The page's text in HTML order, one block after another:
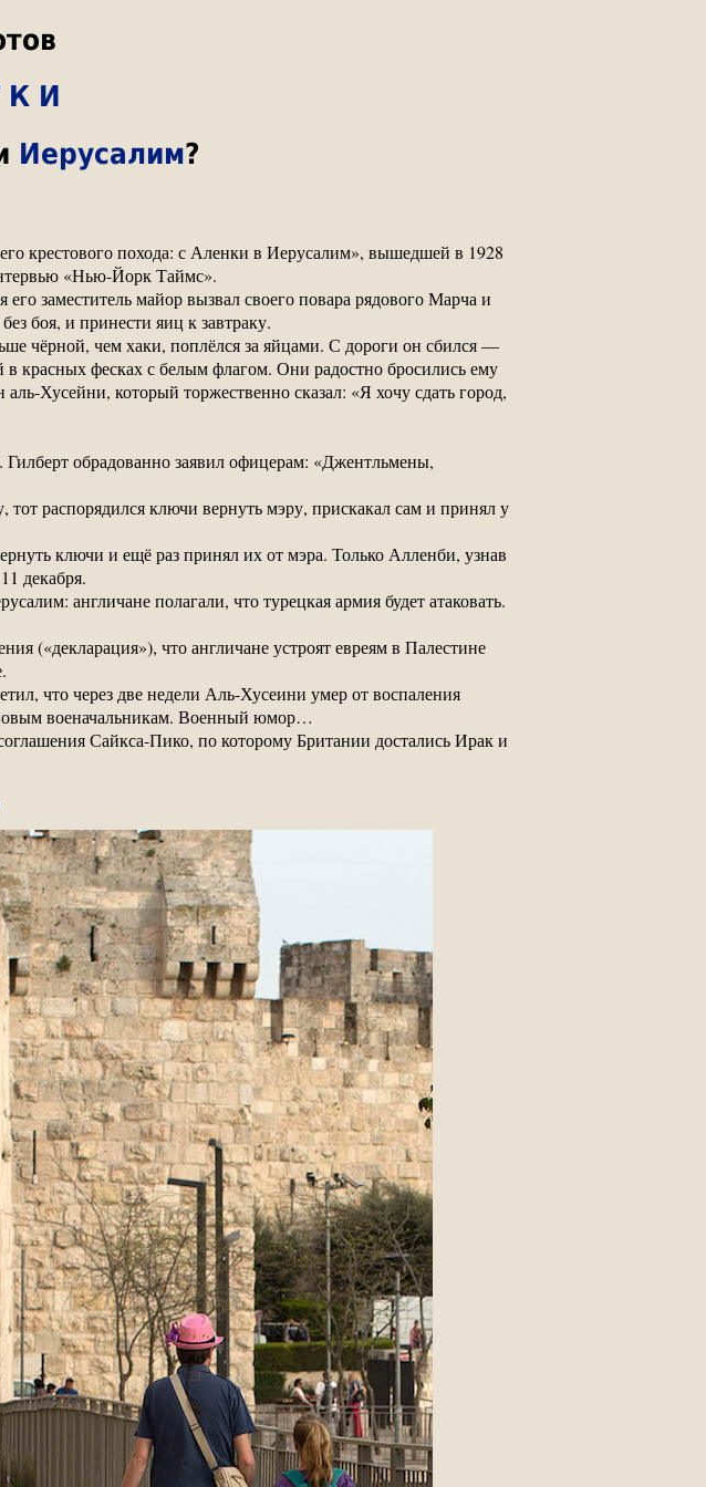
К И
Иерусалим?
крестового похода: с Аленки в Иерусалим», вышедшей в 1928
«Нью-Йорк Таймс».
заместитель майор вызвал своего повара рядового Марча и
боя, и принести яиц к завтраку.
чёрной, чем хаки, поплёлся за яйцами. С дороги он сбился —
красных фесках с белым флагом. Они радостно бросились ему
Хусейни, который торжественно сказал: «Я хочу сдать город,
обрадованно заявил офицерам: «Джентльмены,
распорядился ключи вернуть мэру, прискакал сам и принял у
ключи и ещё раз принял их от мэра. Только Алленби, узнав
декабря.
англичане полагали, что турецкая армия будет атаковать.
(«декларация»), что англичане устроят евреям в Палестине
что через две недели Аль-Хусеини умер от воспаления
военачальникам. Военный юмор…
Сайкса-Пико, по которому Британии достались Ирак и